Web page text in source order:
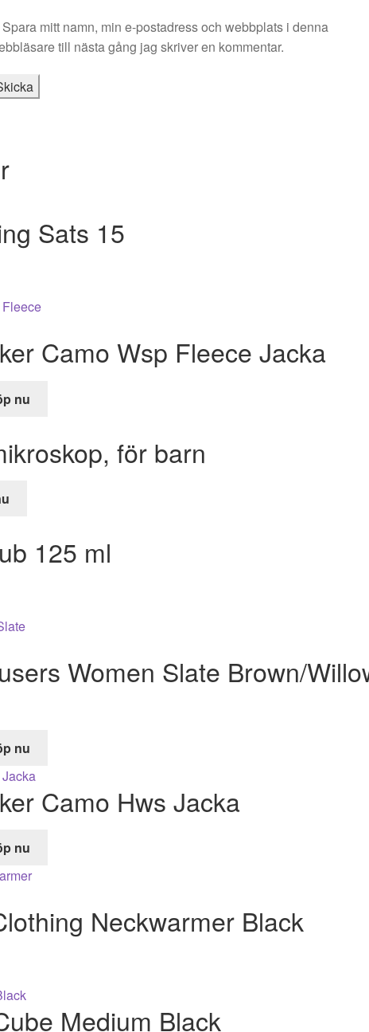
Spara mitt namn, min e-postadress och webbplats i denna
till nästa gång jag skriver en kommentar.
Sats 15
Camo Wsp Fleece Jacka
nu
för barn
125 ml
Women Slate Brown/
nu
Camo Hws Jacka
nu
Neckwarmer Black
Medium Black